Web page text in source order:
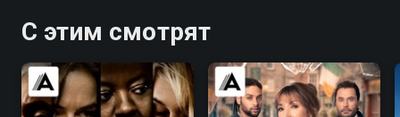
С этим смотрят